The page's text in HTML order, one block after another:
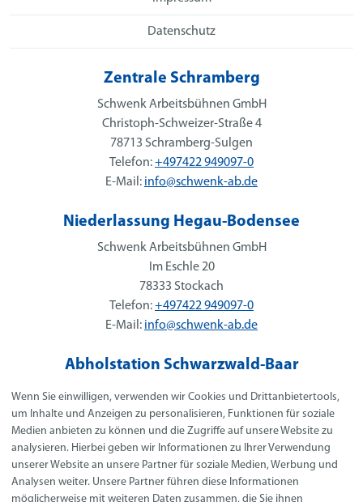
Datenschutz
Zentrale Schramberg
Schwenk Arbeitsbühnen GmbH
Christoph-Schweizer-Straße 4
78713 Schramberg-Sulgen
Telefon:+497422 949097-0
E-Mail: info@schwenk-ab.de
Niederlassung Hegau-Bodensee
Schwenk Arbeitsbühnen GmbH
Im Eschle 20
78333 Stockach
Telefon:+497422 949097-0
E-Mail: info@schwenk-ab.de
Abholstation Schwarzwald-Baar
Schwenk Arbeitsbühnen GmbH
Neuer Markt 14
78052 Villingen-Schwenningen
Telefon:+497422 949097-0
E-Mail:info@schwenk-ab.de
Wenn Sie einwilligen, verwenden wir Cookies und Drittanbietertools,
um Inhalte und Anzeigen zu personalisieren, Funktionen für soziale
Medien anbieten zu können und die Zugriffe auf unsere Website zu
analysieren. Hierbei geben wir Informationen zu Ihrer Verwendung
unserer Website an unsere Partner für soziale Medien, Werbung und
Analysen weiter. Unsere Partner führen diese Informationen
möglicherweise mit weiteren Daten zusammen, die Sie ihnen